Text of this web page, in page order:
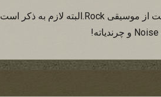
گروه های متال درون مایشون اعتراض و سنت شکنی است و زیر شاخه ای است از موسیقی Rock.البته لازم به ذکر است